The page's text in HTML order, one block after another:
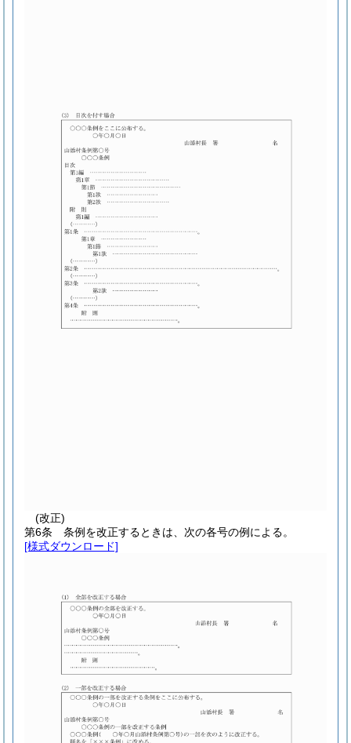
(改正)
第6条
条例を改正するときは、次の各号の例による。
[様式ダウンロード]